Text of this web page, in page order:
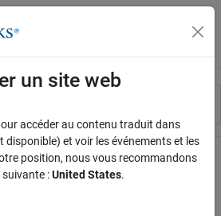
l'affichage du menu
un site web
accéder au contenu traduit dans
disponible) et voir les événements et les
position, nous vous recommandons
:United States.